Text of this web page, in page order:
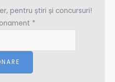
pentru știri și concursuri!
*